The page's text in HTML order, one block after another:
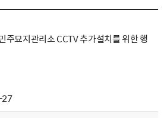
주묘지관리소 CCTV 추가설치를 위한 행